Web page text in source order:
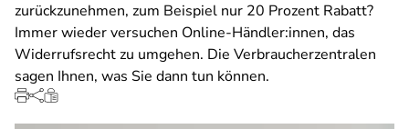
zurückzunehmen, zum Beispiel nur 20 Prozent Rabatt?
Immer wieder versuchen Online-Händler:innen, das
Widerrufsrecht zu umgehen. Die Verbraucherzentralen
sagen Ihnen, was Sie dann tun können.